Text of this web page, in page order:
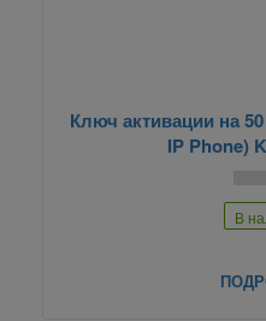
Ключ активации на
IP Phone)
В